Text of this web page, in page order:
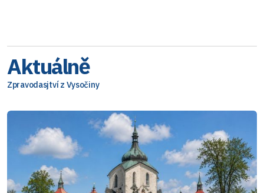
Aktuálně
Zpravodasjtví z Vysočiny